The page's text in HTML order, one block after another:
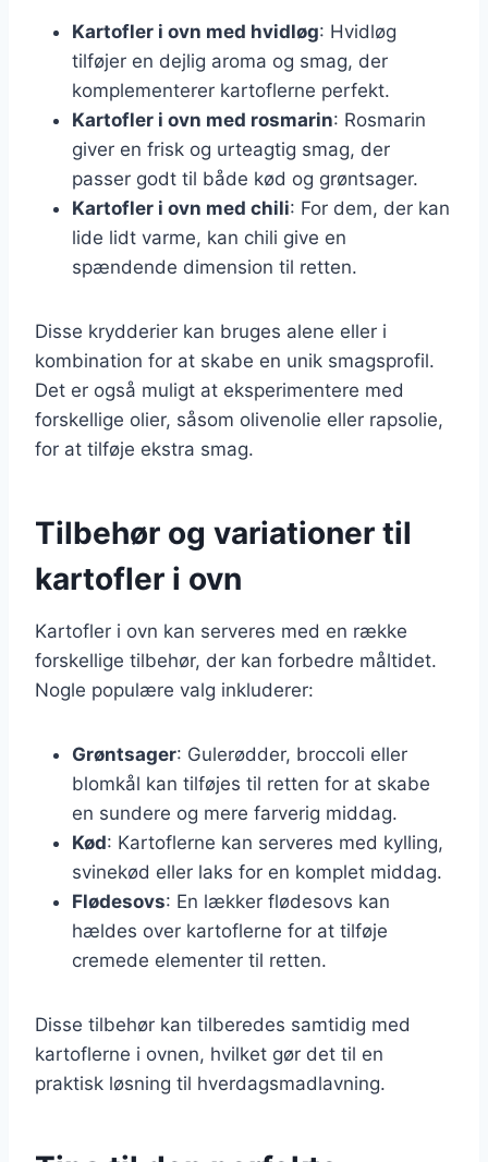
Kartofler i ovn med hvidløg: Hvidløg
tilføjer en dejlig aroma og smag, der
komplementerer kartoflerne perfekt.
Kartofler i ovn med rosmarin: Rosmarin
giver en frisk og urteagtig smag, der
passer godt til både kød og grøntsager.
Kartofler i ovn med chili: For dem, der kan
lide lidt varme, kan chili give en
spændende dimension til retten.
Disse krydderier kan bruges alene eller i
kombination for at skabe en unik smagsprofil.
Det er også muligt at eksperimentere med
forskellige olier, såsom olivenolie eller rapsolie,
for at tilføje ekstra smag.
Tilbehør og variationer til
kartofler i ovn
Kartofler i ovn kan serveres med en række
forskellige tilbehør, der kan forbedre måltidet.
Nogle populære valg inkluderer:
Grøntsager: Gulerødder, broccoli eller
blomkål kan tilføjes til retten for at skabe
en sundere og mere farverig middag.
Kød: Kartoflerne kan serveres med kylling,
svinekød eller laks for en komplet middag.
Flødesovs: En lækker flødesovs kan
hældes over kartoflerne for at tilføje
cremede elementer til retten.
Disse tilbehør kan tilberedes samtidig med
kartoflerne i ovnen, hvilket gør det til en
praktisk løsning til hverdagsmadlavning.